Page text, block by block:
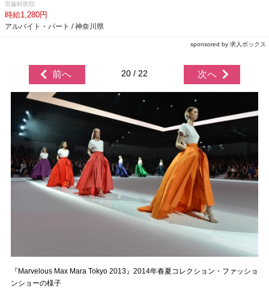
宮歯科医院
時給1,280円
アルバイト・パート / 神奈川県
sponsored by 求人ボックス
前へ 20 / 22 次へ
『Marvelous Max Mara Tokyo 2013』2014年春夏コレクション・ファッショ
ンショーの様子